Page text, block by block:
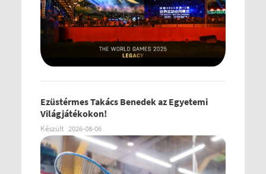
Ezüstérmes Takács Benedek az Egyetemi
Világjátékokon!
Készült 2026-08-06